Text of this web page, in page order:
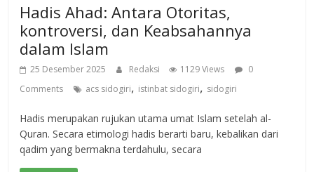
Hadis Ahad: Antara Otoritas,
kontroversi, dan Keabsahannya
dalam Islam
25 Desember 2025 Redaksi 1129 Views
0
Comments
acs sidogiri, istinbat sidogiri, sidogiri
Hadis merupakan rujukan utama umat Islam setelah al-
Quran. Secara etimologi hadis berarti baru, kebalikan dari
qadim yang bermakna terdahulu, secara